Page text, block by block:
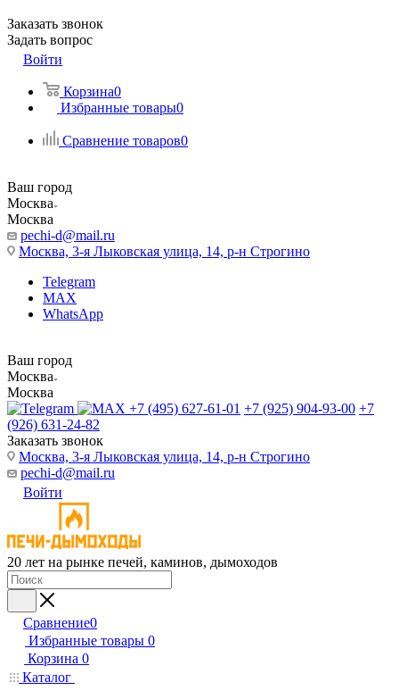
Заказать звонок
Задать вопрос
Войти
Корзина0
Избранные товары0
Сравнение товаров0
Ваш город
Москва
Москва
pechi-d@mail.ru
Москва, 3-я Лыковская улица, 14, р-н Строгино
Telegram
MAX
WhatsApp
Ваш город
Москва
Москва
+7 (495) 627-61-01 +7 (925) 904-93-00 +7
(926) 631-24-82
Заказать звонок
Москва, 3-я Лыковская улица, 14, р-н Строгино
pechi-d@mail.ru
Войти
20 лет на рынке печей, каминов, дымоходов
Сравнение0
Избранные товары 0
Корзина 0
Каталог